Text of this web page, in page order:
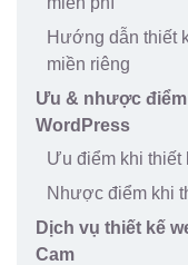
Hướng dẫn thiết
miền riêng
Ưu & nhược
WordPress
Ưu điểm khi thiết
Nhược điểm khi
Dịch vụ thiết kế
Cam